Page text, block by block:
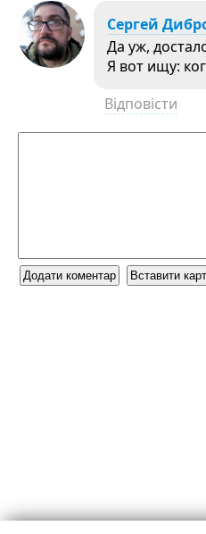
Сергей
Да уж,
Я вот ищу:
Відповісти